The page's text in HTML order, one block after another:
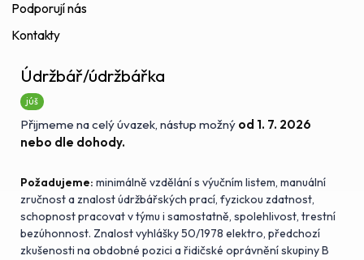
Podporují nás
Kontakty
Údržbář/údržbářka
júš
Přijmeme na celý úvazek, nástup možný od 1. 7. 2026
nebo dle dohody.
Požadujeme: minimálně vzdělání s výučním listem, manuální
zručnost a znalost údržbářských prací, fyzickou zdatnost,
schopnost pracovat v týmu i samostatně, spolehlivost, trestní
bezúhonnost. Znalost vyhlášky 50/1978 elektro, předchozí
zkušenosti na obdobné pozici a řidičské oprávnění skupiny B